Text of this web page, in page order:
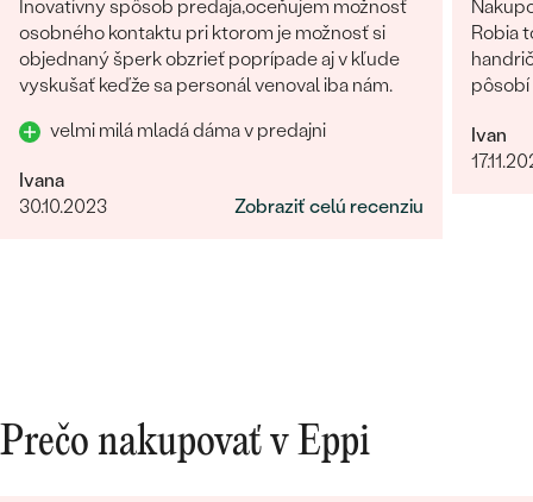
Inovatívny spôsob predaja,oceňujem možnosť
osobného kontaktu pri ktorom je možnosť si
objednaný šperk obzrieť poprípade aj v kľude
vyskušať keďže sa personál venoval iba nám.
velmi milá mladá dáma v predajni
Ivana
30.10.2023
Zobraziť celú recenziu
Robia
pôsobí
Ivan
Prečo nakupovať v Eppi